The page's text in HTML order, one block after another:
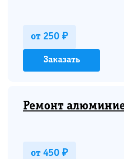
от 250 ₽
Заказать
Ремонт
от 450 ₽